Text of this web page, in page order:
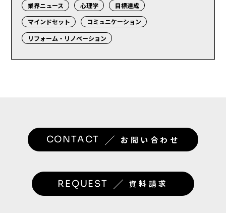
業界ニュース
心理学
目標達成
マインドセット
コミュニケーション
リフォーム・リノベーション
CONTACT ／ お問い合わせ
REQUEST ／ 資料請求